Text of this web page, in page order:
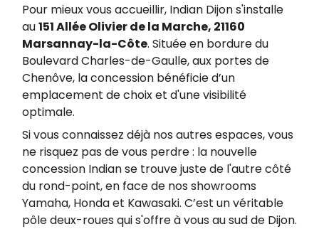
Pour mieux vous accueillir, Indian Dijon s'installe
au151 Allée Olivier de la Marche, 21160
Marsannay-la-Côte. Située en bordure du
Boulevard Charles-de-Gaulle, aux portes de
Chenôve, la concession bénéficie d’un
emplacement de choix et d'une visibilité
optimale.
Si vous connaissez déjà nos autres espaces, vous
ne risquez pas de vous perdre : la nouvelle
concession Indian se trouve juste de l'autre côté
du rond-point, en face de nos showrooms
Yamaha, Honda et Kawasaki. C’est un véritable
pôle deux-roues qui s'offre à vous au sud de Dijon.